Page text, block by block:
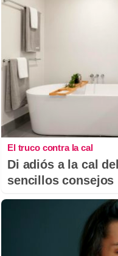
El truco contra la cal
Di adiós a la cal
sencillos consejos